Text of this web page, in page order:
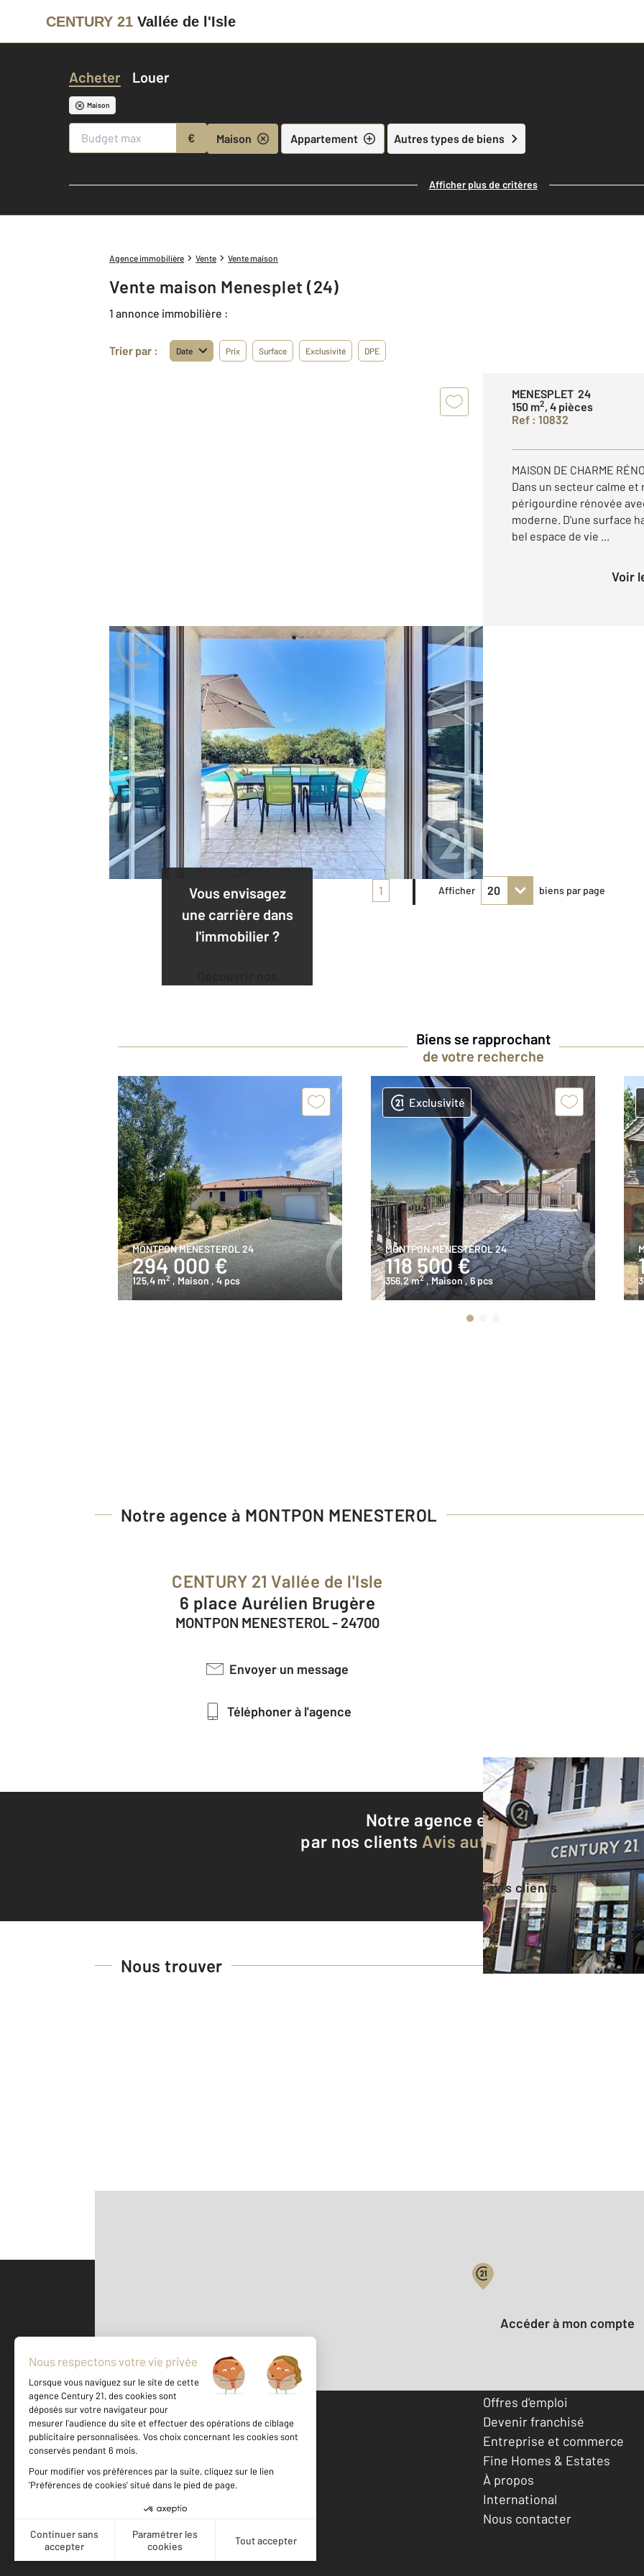
CENTURY 21 Vallée de l'Isle
Acheter Louer
Maison
€ Maison Appartement Autres types de biens
Afficher plus de critères
Agence immobilière Vente Vente maison
Vente maison Menesplet (24)
1 annonce immobilière :
Trier par : Date Prix Surface Exclusivité DPE
MENESPLET 24
150 m2, 4 pièces
Ref : 10832
MAISON DE CHARME
Dans un secteur calme
périgourdine rénovée
moderne. D'une surface
bel espace de vie ...
Voir
Vous envisagez
une carrière dans
l'immobilier ?
1 Afficher biens par page
Biens se rapprochant
de votre recherche
MONTPON MENESTEROL 24
294 000 €
125,4 m2 , Maison , 4 pcs
Exclusivité
MONTPON MENESTEROL 24
118 500 €
356,2 m2 , Maison, 6 pcs
Notre agence à MONTPON MENESTEROL
CENTURY 21 Vallée de l'Isle
6 place Aurélien Brugère
MONTPON MENESTEROL - 24700
Envoyer un message
Téléphoner à l'agence
Notre agence est notée9,1/10
par nos clients Avis authentifiés par
Voir tous les avis clients
Nous trouver
500 m ©Mappy
Votre compte :
Accéder à mon compte
Votre agence est notée
Achat
Location
Offres d'emploi
Devenir franchisé
Entreprise et commerce
Fine Homes & Estates
À propos
International
Nous contacter